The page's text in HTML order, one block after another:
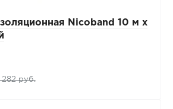
Nicoband 10 м х
282 руб.